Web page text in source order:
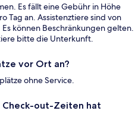
Es fällt eine Gebühr in Höhe
Tag an. Assistenztiere sind von
können Beschränkungen gelten.
bitte die Unterkunft.
vor Ort an?
ohne Service.
Check-out-Zeiten hat